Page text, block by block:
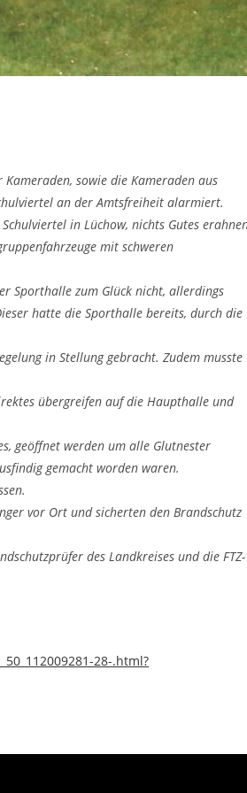
sowie die Kameraden aus
an der Amtsfreiheit alarmiert.
in Lüchow, nichts Gutes
mit schweren
Sporthalle zum Glück nicht, allerdings
hatte die Sporthalle bereits, durch die
in Stellung gebracht. Zudem musste
übergreifen auf die Haupthalle und
geöffnet werden um alle Glutnester
gemacht worden waren.
vor Ort und sicherten den Brandschutz
des Landkreises und die FTZ-
28-.html?